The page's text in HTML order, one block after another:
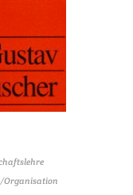
Organisation